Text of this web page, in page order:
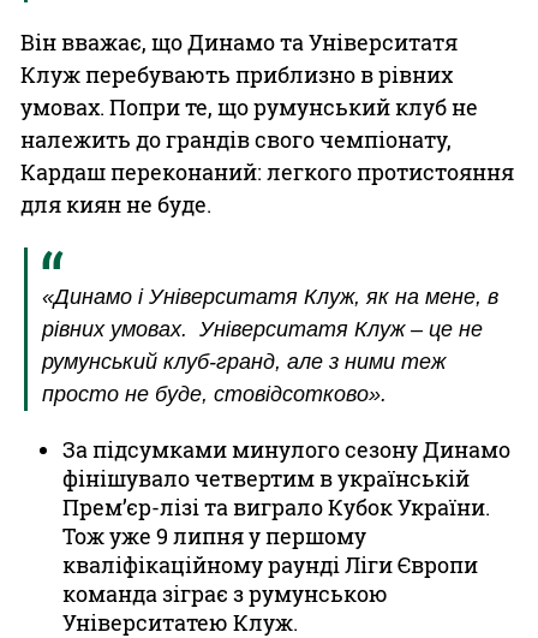
Він вважає, що Динамо та Університатя
Клуж перебувають приблизно в рівних
умовах. Попри те, що румунський клуб не
належить до грандів свого чемпіонату,
Кардаш переконаний: легкого протистояння
для киян не буде.
«Динамо і Університатя Клуж, як на мене, в
рівних умовах. Університатя Клуж – це не
румунський клуб-гранд, але з ними теж
просто не буде, стовідсотково».
За підсумками минулого сезону Динамо
фінішувало четвертим в українській
Прем’єр-лізі та виграло Кубок України.
Тож уже 9 липня у першому
кваліфікаційному раунді Ліги Європи
команда зіграє з румунською
Університатею Клуж.